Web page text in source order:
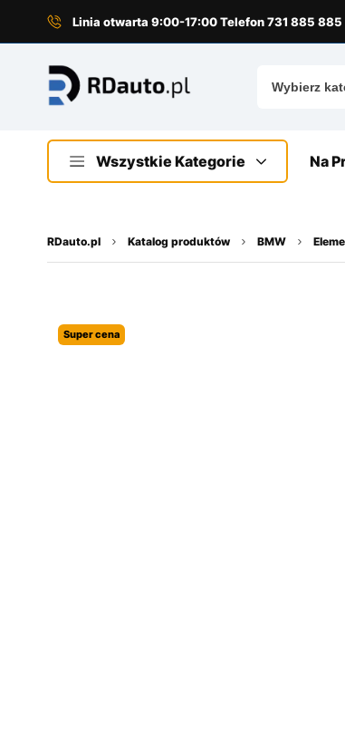
Linia otwarta 9:00-17:00 Telefon 731 885
Wszystkie Kategorie Na
RDauto.pl Katalog produktów BMW
Super cena